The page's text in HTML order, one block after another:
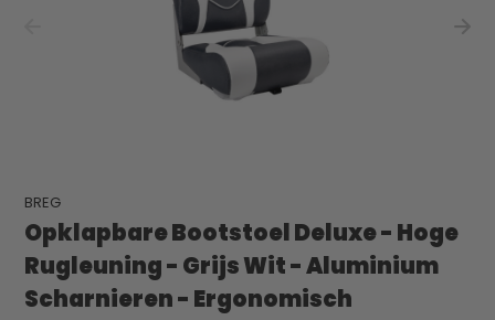
BREG
Opklapbare Bootstoel Deluxe - Hoge
Rugleuning - Grijs Wit - Aluminium
Scharnieren - Ergonomisch